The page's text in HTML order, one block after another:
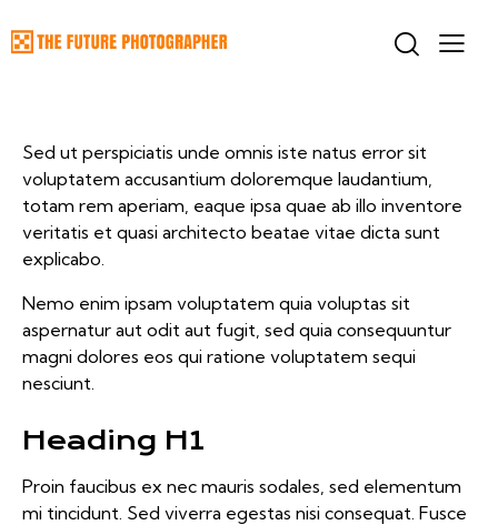
Sed ut perspiciatis unde omnis iste natus error sit
voluptatem accusantium doloremque laudantium,
totam rem aperiam, eaque ipsa quae ab illo inventore
veritatis et quasi architecto beatae vitae dicta sunt
explicabo.
Nemo enim ipsam voluptatem quia voluptas sit
aspernatur aut odit aut fugit, sed quia consequuntur
magni dolores eos qui ratione voluptatem sequi
nesciunt.
Heading H1
Proin faucibus ex nec mauris sodales, sed elementum
mi tincidunt. Sed viverra egestas nisi consequat. Fusce